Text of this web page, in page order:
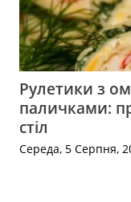
Рулетики з
паличками:
стіл
Середа, 5 Серпня,